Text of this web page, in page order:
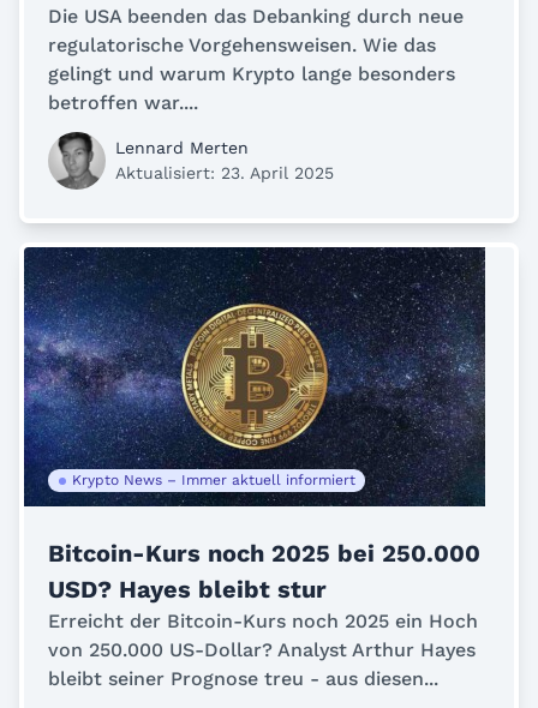
Die USA beenden das Debanking durch neue
regulatorische Vorgehensweisen. Wie das
gelingt und warum Krypto lange besonders
betroffen war....
Lennard Merten
Aktualisiert: 23. April 2025
Krypto News – Immer aktuell informiert
Bitcoin-Kurs noch 2025 bei 250.000
USD? Hayes bleibt stur
Erreicht der Bitcoin-Kurs noch 2025 ein Hoch
von 250.000 US-Dollar? Analyst Arthur Hayes
bleibt seiner Prognose treu - aus diesen...